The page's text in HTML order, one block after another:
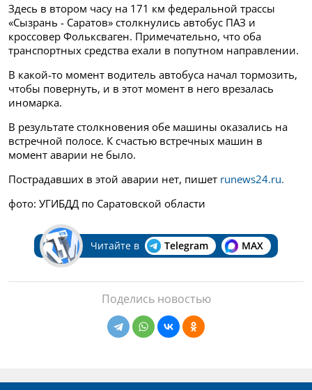
Здесь в втором часу на 171 км федеральной трассы
«Сызрань - Саратов» столкнулись автобус ПАЗ и
кроссовер Фольксваген. Примечательно, что оба
транспортных средства ехали в попутном направлении.
В какой-то момент водитель автобуса начал тормозить,
чтобы повернуть, и в этот момент в него врезалась
иномарка.
В результате столкновения обе машины оказались на
встречной полосе. К счастью встречных машин в
момент аварии не было.
Пострадавших в этой аварии нет, пишет runews24.ru.
фото: УГИБДД по Саратовской области
Читайте в Telegram MAX
Поделись новостью